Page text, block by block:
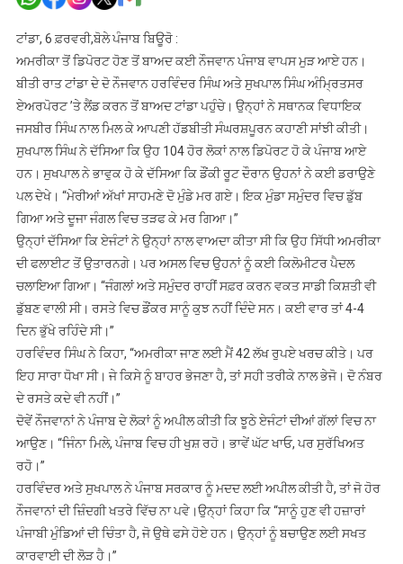
ਨੇ
ਸੁਣਾਈ
ਰੌਂਗਟੇ
ਖੜ੍ਹੇ
ਵਾਲੀ
ਦਾਸਤਾਨ
ਟਾਂਡਾ, 6 ਫ਼ਰਵਰੀ,ਬੋਲੇ ਪੰਜਾਬ ਬਿਊਰੋ :
ਅਮਰੀਕਾ ਤੋਂ ਡਿਪੋਰਟ ਹੋਣ ਤੋਂ ਬਾਅਦ ਕਈ ਨੌਜਵਾਨ ਪੰਜਾਬ ਵਾਪਸ ਮੁੜ ਆਏ ਹਨ।
ਬੀਤੀ ਰਾਤ ਟਾਂਡਾ ਦੇ ਦੋ ਨੌਜਵਾਨ ਹਰਵਿੰਦਰ ਸਿੰਘ ਅਤੇ ਸੁਖਪਾਲ ਸਿੰਘ ਅੰਮ੍ਰਿਤਸਰ
ਏਅਰਪੋਰਟ ’ਤੇ ਲੈਂਡ ਕਰਨ ਤੋਂ ਬਾਅਦ ਟਾਂਡਾ ਪਹੁੰਚੇ। ਉਨ੍ਹਾਂ ਨੇ ਸਥਾਨਕ ਵਿਧਾਇਕ
ਜਸਬੀਰ ਸਿੰਘ ਨਾਲ ਮਿਲ ਕੇ ਆਪਣੀ ਹੱਡਬੀਤੀ ਸੰਘਰਸ਼ਪੂਰਨ ਕਹਾਣੀ ਸਾਂਝੀ ਕੀਤੀ।
ਸੁਖਪਾਲ ਸਿੰਘ ਨੇ ਦੱਸਿਆ ਕਿ ਉਹ 104 ਹੋਰ ਲੋਕਾਂ ਨਾਲ ਡਿਪੋਰਟ ਹੋ ਕੇ ਪੰਜਾਬ ਆਏ
ਹਨ। ਸੁਖਪਾਲ ਨੇ ਭਾਵੁਕ ਹੋ ਕੇ ਦੱਸਿਆ ਕਿ ਡੌਂਕੀ ਰੂਟ ਦੌਰਾਨ ਉਹਨਾਂ ਨੇ ਕਈ ਡਰਾਉਣੇ
ਪਲ ਦੇਖੇ। “ਮੇਰੀਆਂ ਅੱਖਾਂ ਸਾਹਮਣੇ ਦੋ ਮੁੰਡੇ ਮਰ ਗਏ। ਇਕ ਮੁੰਡਾ ਸਮੁੰਦਰ ਵਿਚ ਡੁੱਬ
ਗਿਆ ਅਤੇ ਦੂਜਾ ਜੰਗਲ ਵਿਚ ਤੜਫ ਕੇ ਮਰ ਗਿਆ।”
ਉਨ੍ਹਾਂ ਦੱਸਿਆ ਕਿ ਏਜੰਟਾਂ ਨੇ ਉਨ੍ਹਾਂ ਨਾਲ ਵਾਅਦਾ ਕੀਤਾ ਸੀ ਕਿ ਉਹ ਸਿੱਧੀ ਅਮਰੀਕਾ
ਦੀ ਫਲਾਈਟ ਤੋਂ ਉਤਾਰਨਗੇ। ਪਰ ਅਸਲ ਵਿਚ ਉਹਨਾਂ ਨੂੰ ਕਈ ਕਿਲੋਮੀਟਰ ਪੈਦਲ
ਚਲਾਇਆ ਗਿਆ। “ਜੰਗਲਾਂ ਅਤੇ ਸਮੁੰਦਰ ਰਾਹੀਂ ਸਫ਼ਰ ਕਰਨ ਵਕਤ ਸਾਡੀ ਕਿਸ਼ਤੀ ਵੀ
ਡੁੱਬਣ ਵਾਲੀ ਸੀ। ਰਸਤੇ ਵਿਚ ਡੌਂਕਰ ਸਾਨੂੰ ਕੁਝ ਨਹੀਂ ਦਿੰਦੇ ਸਨ। ਕਈ ਵਾਰ ਤਾਂ 4-4
ਦਿਨ ਭੁੱਖੇ ਰਹਿੰਦੇ ਸੀ।”
ਹਰਵਿੰਦਰ ਸਿੰਘ ਨੇ ਕਿਹਾ, “ਅਮਰੀਕਾ ਜਾਣ ਲਈ ਮੈਂ 42 ਲੱਖ ਰੁਪਏ ਖਰਚ ਕੀਤੇ। ਪਰ
ਇਹ ਸਾਰਾ ਧੋਖਾ ਸੀ। ਜੇ ਕਿਸੇ ਨੂੰ ਬਾਹਰ ਭੇਜਣਾ ਹੈ, ਤਾਂ ਸਹੀ ਤਰੀਕੇ ਨਾਲ ਭੇਜੋ। ਦੋ ਨੰਬਰ
ਦੇ ਰਸਤੇ ਕਦੇ ਵੀ ਨਹੀਂ।”
ਦੋਵੇਂ ਨੌਜਵਾਨਾਂ ਨੇ ਪੰਜਾਬ ਦੇ ਲੋਕਾਂ ਨੂੰ ਅਪੀਲ ਕੀਤੀ ਕਿ ਝੂਠੇ ਏਜੰਟਾਂ ਦੀਆਂ ਗੱਲਾਂ ਵਿਚ ਨਾ
ਆਉਣ। “ਜਿੰਨਾ ਮਿਲੇ, ਪੰਜਾਬ ਵਿਚ ਹੀ ਖੁਸ਼ ਰਹੋ। ਭਾਵੇਂ ਘੱਟ ਖਾਓ, ਪਰ ਸੁਰੱਖਿਅਤ
ਰਹੋ।”
ਹਰਵਿੰਦਰ ਅਤੇ ਸੁਖਪਾਲ ਨੇ ਪੰਜਾਬ ਸਰਕਾਰ ਨੂੰ ਮਦਦ ਲਈ ਅਪੀਲ ਕੀਤੀ ਹੈ, ਤਾਂ ਜੋ ਹੋਰ
ਨੌਜਵਾਨਾਂ ਦੀ ਜ਼ਿੰਦਗੀ ਖਤਰੇ ਵਿੱਚ ਨਾ ਪਵੇ।ਉਨ੍ਹਾਂ ਕਿਹਾ ਕਿ “ਸਾਨੂੰ ਹੁਣ ਵੀ ਹਜ਼ਾਰਾਂ
ਪੰਜਾਬੀ ਮੁੰਡਿਆਂ ਦੀ ਚਿੰਤਾ ਹੈ, ਜੋ ਉਥੇ ਫਸੇ ਹੋਏ ਹਨ। ਉਨ੍ਹਾਂ ਨੂੰ ਬਚਾਉਣ ਲਈ ਸਖਤ
ਕਾਰਵਾਈ ਦੀ ਲੋੜ ਹੈ।”